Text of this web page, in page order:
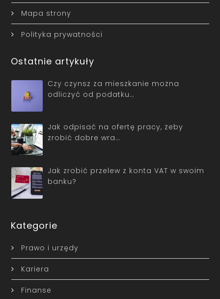
Mapa strony
Polityka prywatności
Ostatnie artykuły
Czy czynsz za mieszkanie można
odliczyć od podatku…
Jak odpisać na ofertę pracy, żeby
zrobić dobre wra…
Jak zrobić przelew z konta VAT w swoim
banku?
Kategorie
Prawo i urzędy
Kariera
Finanse